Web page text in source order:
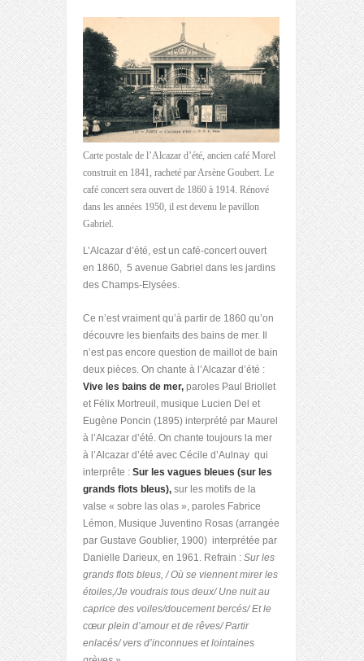
Carte postale de l’Alcazar d’été, ancien café Morel
construit en 1841, racheté par Arsène Goubert. Le
café concert sera ouvert de 1860 à 1914. Rénové
dans les années 1950, il est devenu le pavillon
Gabriel.
L’Alcazar d’été, est un café-concert ouvert
en 1860, 5 avenue Gabriel dans les jardins
des Champs-Elysées.
Ce n’est vraiment qu’à partir de 1860 qu’on
découvre les bienfaits des bains de mer. Il
n’est pas encore question de maillot de bain
deux pièces. On chante à l’Alcazar d’été :
Vive les bains de mer, paroles Paul Briollet
et Félix Mortreuil, musique Lucien Del et
Eugène Poncin (1895) interprété par Maurel
à l’Alcazar d’été. On chante toujours la mer
à l’Alcazar d’été avec Cécile d’Aulnay qui
interprête : Sur les vagues bleues (sur les
grands flots bleus), sur les motifs de la
valse « sobre las olas », paroles Fabrice
Lémon, Musique Juventino Rosas (arrangée
par Gustave Goublier, 1900) interprétée par
Danielle Darieux, en 1961. Refrain : Sur les
grands flots bleus, / Où se viennent mirer les
étoiles,/Je voudrais tous deux/ Une nuit au
caprice des voiles/doucement bercés/ Et le
cœur plein d’amour et de rêves/ Partir
enlacés/ vers d’inconnues et lointaines